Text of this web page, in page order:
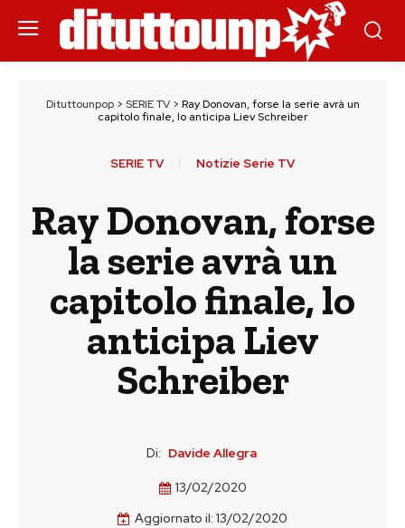
Dituttounpop> SERIE TV> Ray Donovan, forse la serie avrà un
capitolo finale, lo anticipa Liev Schreiber
SERIE TV Notizie Serie TV
Ray Donovan, forse
la serie avrà un
capitolo finale, lo
anticipa Liev
Schreiber
Di: Davide Allegra
13/02/2020
Aggiornato il: 13/02/2020